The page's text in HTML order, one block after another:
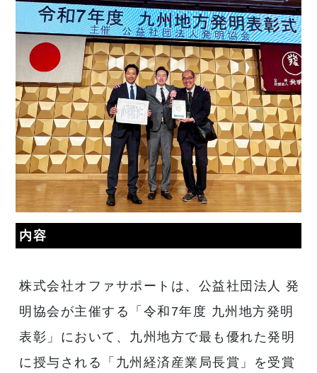
内容
株式会社オファサポートは、公益社団法人 発
明協会が主催する「令和7年度 九州地方発明
表彰」において、九州地方で最も優れた発明
に授与される「九州経済産業局長賞」を受賞